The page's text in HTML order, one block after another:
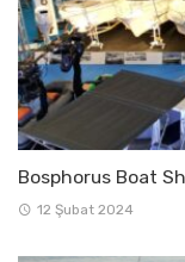
Bosphorus Boat
12 Şubat 2024